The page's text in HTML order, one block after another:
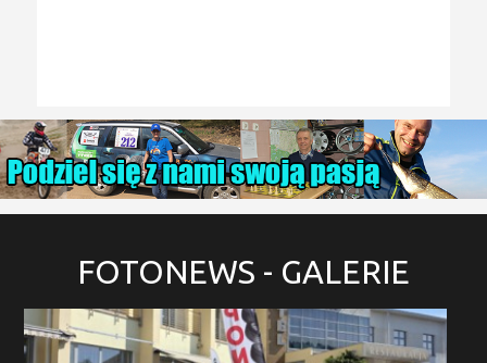
FOTONEWS - GALERIE